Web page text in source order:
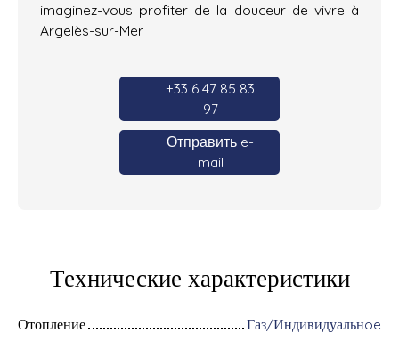
imaginez-vous profiter de la douceur de vivre à
Argelès-sur-Mer.
+33 6 47 85 83
97
Отправить e-
mail
Технические характеристики
Отопление
Газ/Индивидуальнoe